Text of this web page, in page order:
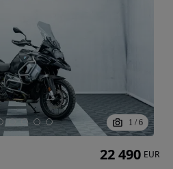
1 / 6
22 490 EUR